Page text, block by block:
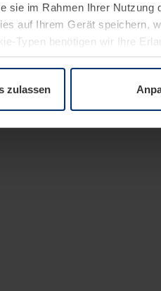
sie im Rahmen Ihrer Nutzung
auf Ihrem Gerät speichern,
Typen benötigen wir Ihre
unserer
zulassen